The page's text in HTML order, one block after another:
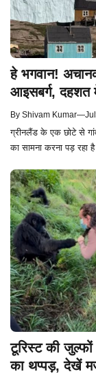
हे भगवान!
आइसबर्ग, दहशत
By Shivam Kumar—
ग्रीनलैंड के एक छोटे से
का सामना करना पड़
टूरिस्ट की
का थप्पड़, देखें